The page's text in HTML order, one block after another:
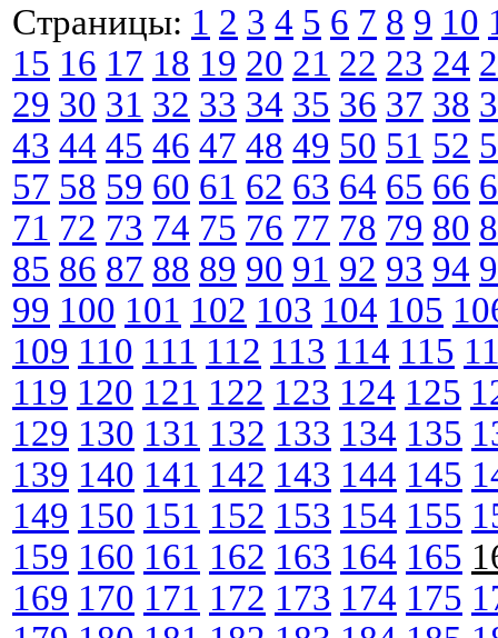
Страницы: 1 2 3 4 5 6 7 8 9 10
15 16 17 18 19 20 21 22 23 24
29 30 31 32 33 34 35 36 37 38
43 44 45 46 47 48 49 50 51 52
57 58 59 60 61 62 63 64 65 66
71 72 73 74 75 76 77 78 79 80
85 86 87 88 89 90 91 92 93 94
99 100 101 102 103 104 105
109 110 111 112 113 114 115
119 120 121 122 123 124 125
129 130 131 132 133 134 135
139 140 141 142 143 144 145
149 150 151 152 153 154 155
159 160 161 162 163 164 165
169 170 171 172 173 174 175